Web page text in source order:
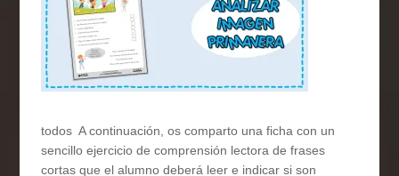
todos A continuación, os comparto una ficha con un
sencillo ejercicio de comprensión lectora de frases
cortas que el alumno deberá leer e indicar si son